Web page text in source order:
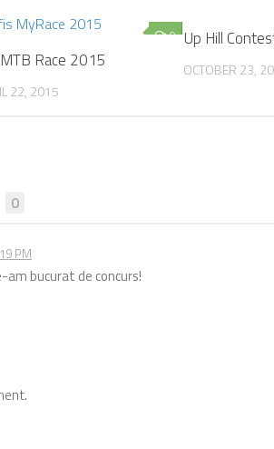
0
Race 2015
22, 2015
Up Hill
OCTOBER 23,
0
PM
bucurat de concurs!